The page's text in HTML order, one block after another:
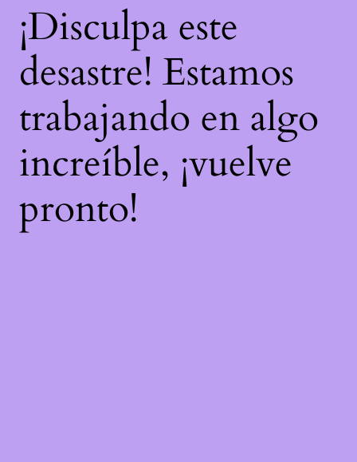
¡Disculpa este
desastre! Estamos
trabajando en algo
increíble, ¡vuelve
pronto!